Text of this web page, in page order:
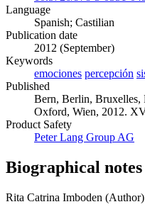
Language
Spanish; Castilian
Publication date
2012 (September)
Keywords
emociones percepción
Published
Bern, Berlin, Bruxelles,
Oxford, Wien, 2012.
Product Safety
Peter Lang Group AG
Biographical notes
Rita Catrina Imboden (Author)